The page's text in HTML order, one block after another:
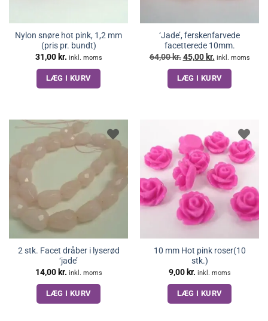
Nylon snøre hot pink, 1,2 mm
(pris pr. bundt)
31,00kr. inkl. moms
LÆG I KURV
‘Jade’, ferskenfarvede
facetterede 10mm.
64,00kr. Den
oprindelige
pris
var:
64,00 kr..
45,00kr. Den
aktuelle
pris
er:
45,00 kr..
inkl. moms
LÆG I KURV
2 stk. Facet dråber i lyserød
‘jade’
14,00kr. inkl. moms
LÆG I KURV
10 mm Hot pink roser(10
stk.)
9,00kr. inkl. moms
LÆG I KURV